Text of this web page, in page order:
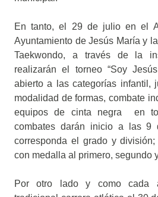
En tanto, el 29 de julio en el
Ayuntamiento de Jesús María y
Taekwondo, a través de la
realizarán el torneo “Soy
abierto a las categorías infantil,
modalidad de formas, combate
equipos de cinta negra en
combates darán inicio a las 9
corresponda el grado y
con medalla al primero, segundo
Por otro lado y como cada